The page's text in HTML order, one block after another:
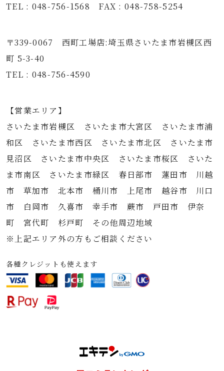
TEL : 048-756-1568 FAX : 048-758-5254
〒339-0067 西町工場店:埼玉県さいたま市岩槻区西
町 5-3-40
TEL : 048-756-4590
【営業エリア】
さいたま市岩槻区 さいたま市大宮区 さいたま市浦
和区 さいたま市西区 さいたま市北区 さいたま市
見沼区 さいたま市中央区 さいたま市桜区 さいた
ま市南区 さいたま市緑区 春日部市 蓮田市 川越
市 草加市 北本市 桶川市 上尾市 越谷市 川口
市 白岡市 久喜市 幸手市 蕨市 戸田市 伊奈
町 宮代町 杉戸町 その他周辺地域
※上記エリア外の方もご相談ください
各種クレジットも使えます